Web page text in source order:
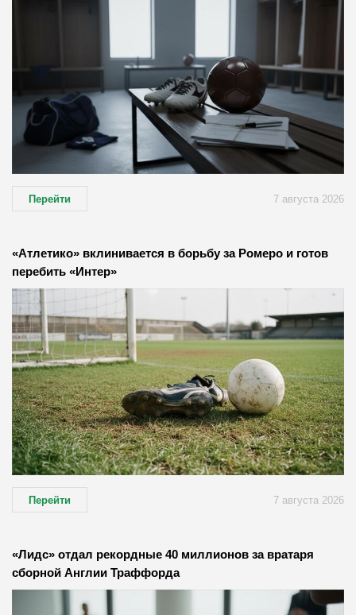
Перейти 7 августа 2026
«Атлетико» вклинивается в борьбу за Ромеро и готов
перебить «Интер»
Перейти 7 августа 2026
«Лидс» отдал рекордные 40 миллионов за вратаря
сборной Англии Траффорда